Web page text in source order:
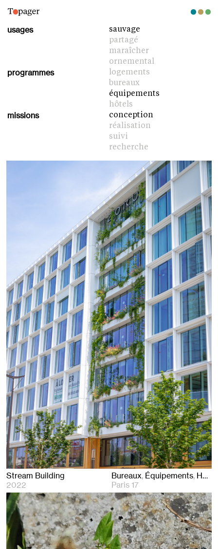
usages
sauvage
partagé
maraîcher
ornemental
programmes
logements
bureaux
équipements
hôtels
missions
conception
réalisation
suivi
recherche
Stream Building
2022
Bureaux Équipements Hôtels
Paris 17